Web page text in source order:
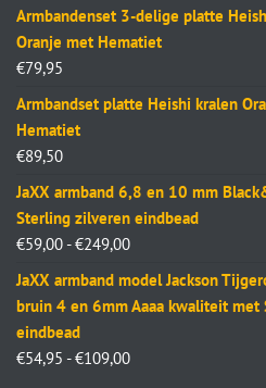
Armbandenset 3-delige platte
Oranje met Hematiet
€79,95
Armbandset platte Heishi kralen
Hematiet
€89,50
JaXX armband 6,8 en 10 mm
Sterling zilveren eindbead
€59,00 - €249,00
JaXX armband model Jackson
bruin 4 en 6mm Aaaa kwaliteit
eindbead
€54,95 - €109,00